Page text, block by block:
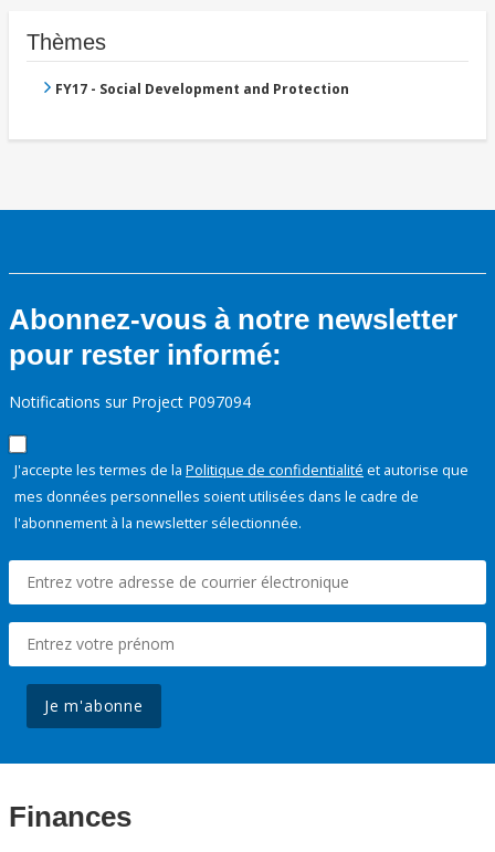
Thèmes
FY17 - Social Development and Protection
Abonnez-vous à notre newsletter
pour rester informé:
Notifications sur Project P097094
J'accepte les termes de la Politique de confidentialité et autorise que
mes données personnelles soient utilisées dans le cadre de
l'abonnement à la newsletter sélectionnée.
Je m'abonne
Finances